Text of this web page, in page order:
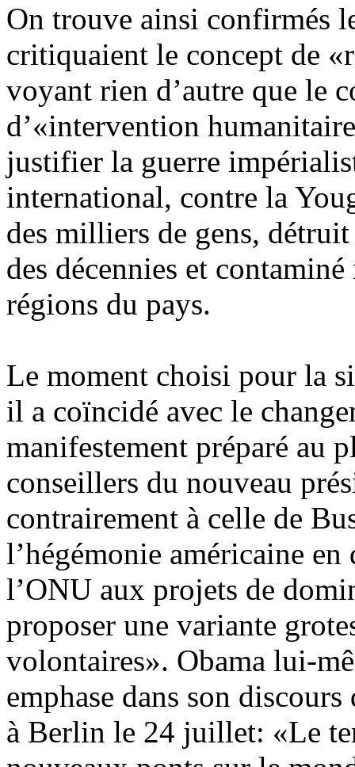
On trouve ainsi confirmés
critiquaient le concept de
voyant rien d’autre que le
d’«intervention
justifier la guerre
international, contre la
des milliers de gens,
des décennies et
régions du pays.
Le moment choisi pour la
il a coïncidé avec le
manifestement préparé au
conseillers du nouveau
contrairement à celle de
l’hégémonie américaine en
l’ONU aux projets de
proposer une variante
volontaires». Obama lui-
emphase dans son
à Berlin le 24 juillet: «Le